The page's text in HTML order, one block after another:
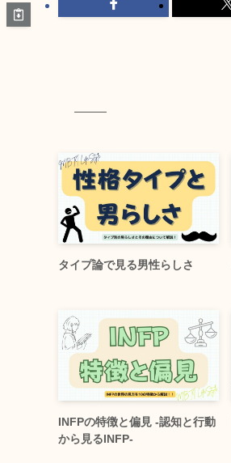
タイプ論で見る男性らしさ
INFPの特徴と偏見 -認知と行動
から見るINFP-